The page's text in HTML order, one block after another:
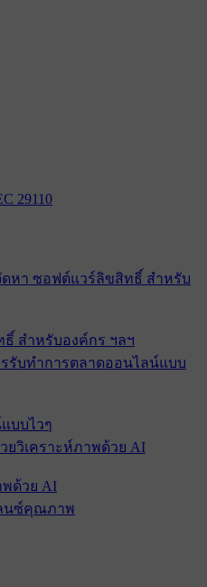
สำหรับองค์กร ฯลฯ
บบไวๆ
ด้วย AI